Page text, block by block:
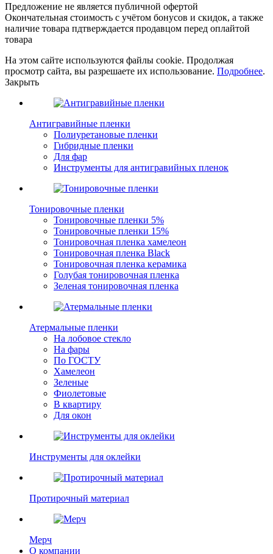
Предложение не является публичной офертой
Окончательная стоимость с учётом бонусов и скидок, а также
наличие товара пдтверждается продавцом перед оплайтой
товара
На этом сайте используются файлы cookie. Продолжая
просмотр сайта, вы разрешаете их использование. Подробнее.
Закрыть
Антигравийные пленки
Полиуретановые пленки
Гибридные пленки
Для фар
Инструменты для антигравийных пленок
Тонировочные пленки
Тонировочные пленки 5%
Тонировочные пленки 15%
Тонировочная пленка хамелеон
Тонировочная пленка Black
Тонировочная пленка керамика
Голубая тонировочная пленка
Зеленая тонировочная пленка
Атермальные пленки
На лобовое стекло
На фары
По ГОСТУ
Хамелеон
Зеленые
Фиолетовые
В квартиру
Для окон
Инструменты для оклейки
Протирочный материал
Мерч
О компании